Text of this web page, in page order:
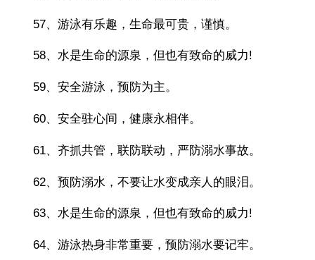
57、游泳有乐趣，生命最可贵，谨慎。
58、水是生命的源泉，但也有致命的威力!
59、安全游泳，预防为主。
60、安全驻心间，健康永相伴。
61、齐抓共管，联防联动，严防溺水事故。
62、预防溺水，不要让水变成亲人的眼泪。
63、水是生命的源泉，但也有致命的威力!
64、游泳热身非常重要，预防溺水要记牢。